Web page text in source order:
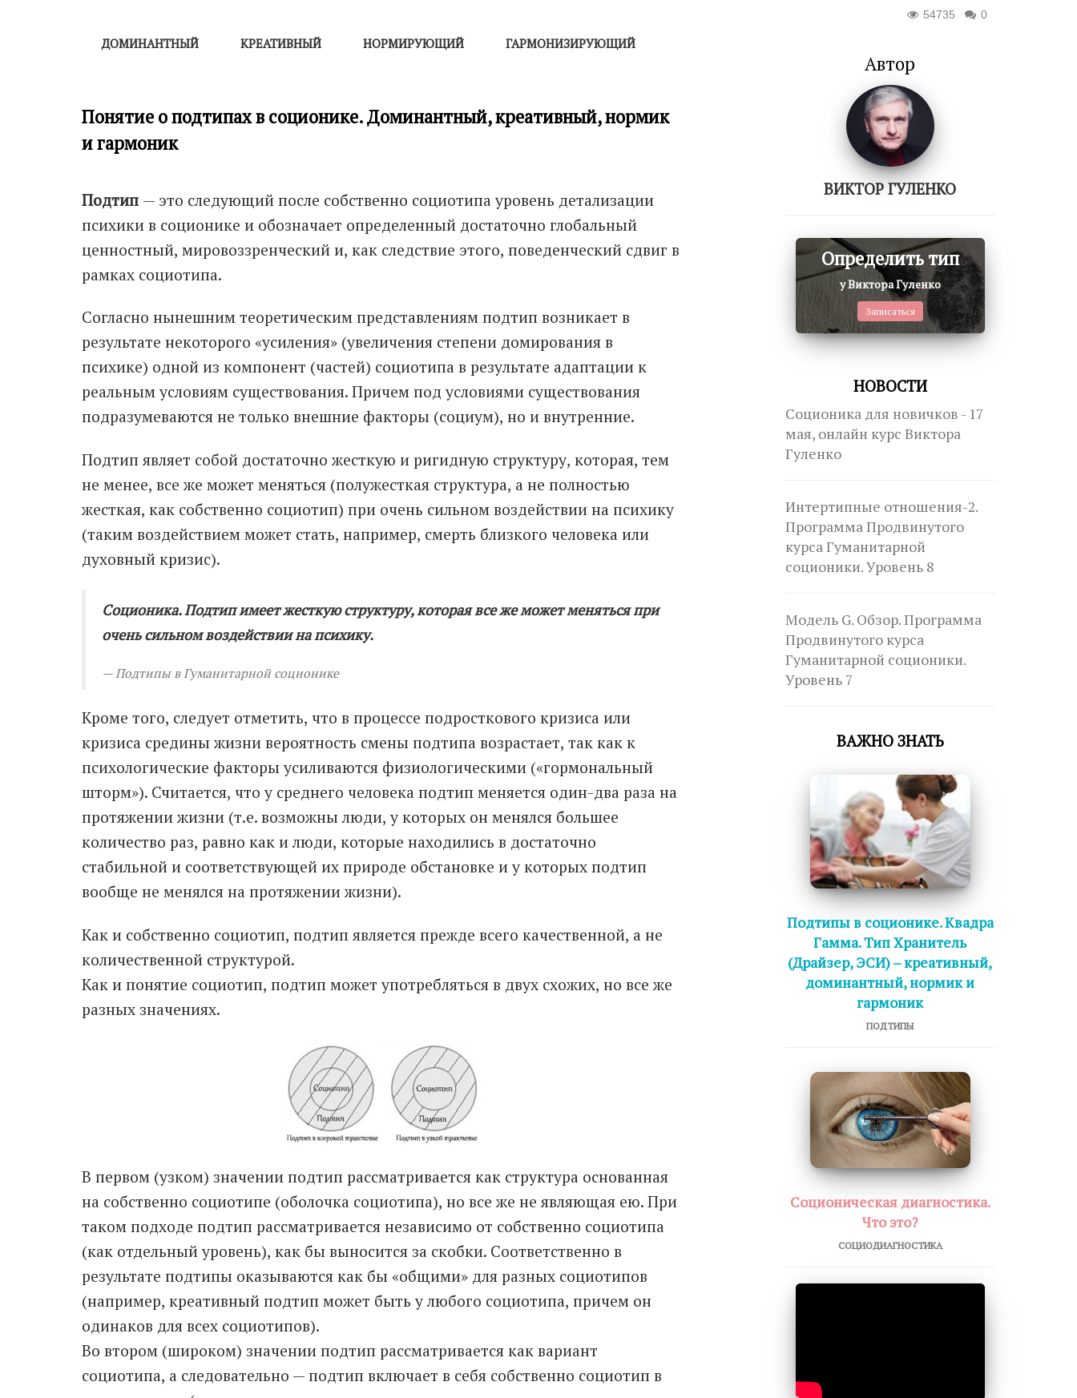
0
54735
ДОМИНАНТНЫЙ КРЕАТИВНЫЙ НОРМИРУЮЩИЙ ГАРМОНИЗИРУЮЩИЙ
Понятие о подтипах в соционике. Доминантный, креативный, нормик
и гармоник
Подтип — это следующий после собственно социотипа уровень детализации
психики в соционике и обозначает определенный достаточно глобальный
ценностный, мировоззренческий и, как следствие этого, поведенческий сдвиг в
рамках социотипа.
Согласно нынешним теоретическим представлениям подтип возникает в
результате некоторого «усиления» (увеличения степени домирования в
психике) одной из компонент (частей) социотипа в результате адаптации к
реальным условиям существования. Причем под условиями существования
подразумеваются не только внешние факторы (социум), но и внутренние.
Подтип являет собой достаточно жесткую и ригидную структуру, которая, тем
не менее, все же может меняться (полужесткая структура, а не полностью
жесткая, как собственно социотип) при очень сильном воздействии на психику
(таким воздействием может стать, например, смерть близкого человека или
духовный кризис).
Соционика. Подтип имеет жесткую структуру, которая все же может меняться при
очень сильном воздействии на психику.
Подтипы в Гуманитарной соционике
Кроме того, следует отметить, что в процессе подросткового кризиса или
кризиса средины жизни вероятность смены подтипа возрастает, так как к
психологические факторы усиливаются физиологическими («гормональный
шторм»). Считается, что у среднего человека подтип меняется один-два раза на
протяжении жизни (т.е. возможны люди, у которых он менялся большее
количество раз, равно как и люди, которые находились в достаточно
стабильной и соответствующей их природе обстановке и у которых подтип
вообще не менялся на протяжении жизни).
Как и собственно социотип, подтип является прежде всего качественной, а не
количественной структурой.
Как и понятие социотип, подтип может употребляться в двух схожих, но все же
разных значениях.
В первом (узком) значении подтип рассматривается как структура основанная
на собственно социотипе (оболочка социотипа), но все же не являющая ею. При
таком подходе подтип рассматривается независимо от собственно социотипа
(как отдельный уровень), как бы выносится за скобки. Соответственно в
результате подтипы оказываются как бы «общими» для разных социотипов
(например, креативный подтип может быть у любого социотипа, причем он
одинаков для всех социотипов).
Во втором (широком) значении подтип рассматривается как вариант
социотипа, а следовательно — подтип включает в себя собственно социотип в
Автор
ВИКТОР ГУЛЕНКО
Определить тип
у Виктора Гуленко
Записаться
НОВОСТИ
Соционика для новичков - 17
мая, онлайн курс Виктора
Гуленко
Интертипные отношения-2.
Программа Продвинутого
курса Гуманитарной
соционики. Уровень 8
Модель G. Обзор. Программа
Продвинутого курса
Гуманитарной соционики.
Уровень 7
ВАЖНО ЗНАТЬ
Подтипы в соционике. Квадра
Гамма. Тип Хранитель
(Драйзер, ЭСИ) – креативный,
доминантный, нормик и
гармоник
ПОДТИПЫ
Соционическая диагностика.
Что это?
СОЦИОДИАГНОСТИКА